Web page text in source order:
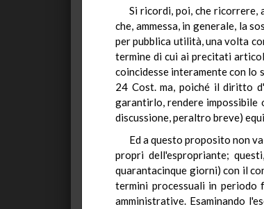
Si ricordi, poi, che
che, ammessa, in generale, la
per pubblica utilità, una volta
termine di cui ai precitati
coincidesse interamente con lo
24 Cost. ma, poiché il diritto
garantirlo, rendere impossibile
discussione, peraltro breve)
Ed a questo proposito non
propri dell'espropriante;
quarantacinque giorni) con il
termini processuali in periodo
amministrative. Esaminando